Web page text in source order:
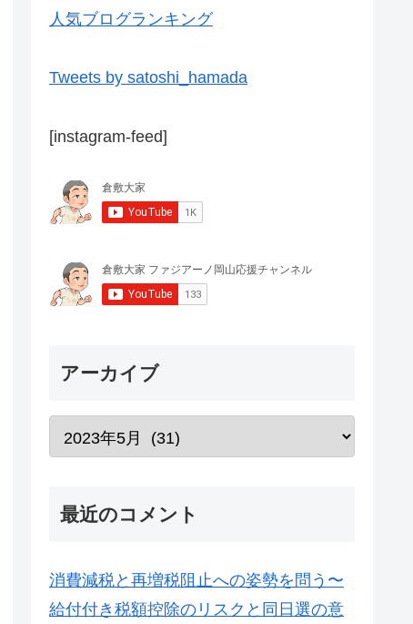
人気ブログランキング
Tweets by satoshi_hamada
[instagram-feed]
アーカイブ
最近のコメント
消費減税と再増税阻止への姿勢を問う〜
給付付き税額控除のリスクと同日選の意